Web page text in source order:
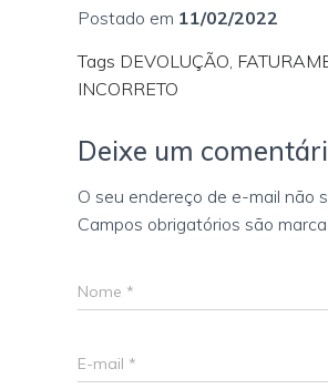
Postado em 11/02/2022
Tags DEVOLUÇÃO,
INCORRETO
Deixe um
O seu endereço de e-mail não
Campos obrigatórios são
Nome *
E-mail *